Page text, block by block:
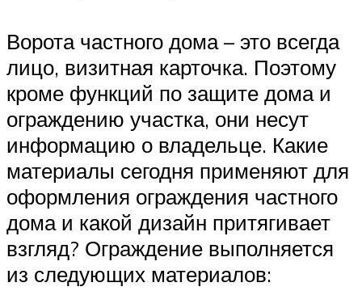
Ворота частного дома – это всегда
лицо, визитная карточка. Поэтому
кроме функций по защите дома и
ограждению участка, они несут
информацию о владельце. Какие
материалы сегодня применяют для
оформления ограждения частного
дома и какой дизайн притягивает
взгляд? Ограждение выполняется
из следующих материалов: